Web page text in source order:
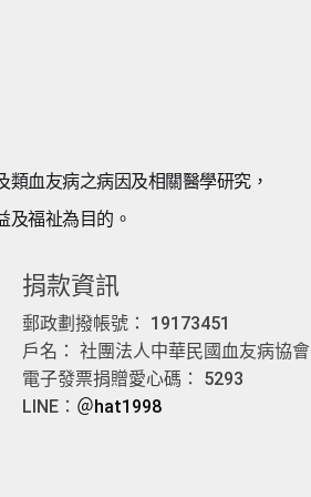
血友病之病因及相關醫學研究，
及福祉為目的。
捐款資訊
郵政劃撥帳號： 19173451
戶名： 社團法人中華民國血友病協會
電子發票捐贈愛心碼： 5293
LINE： ＠hat1998